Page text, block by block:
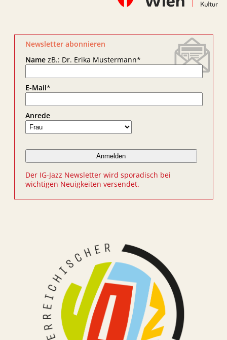
Newsletter abonnieren
NamezB.: Dr. Erika Mustermann*
E-Mail*
Anrede
Der IG-Jazz Newsletter wird sporadisch bei
wichtigen Neuigkeiten versendet.